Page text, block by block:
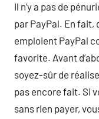
Il n’y a pas de
par PayPal. En fait,
emploient PayPal
favorite. Avant
soyez-sûr de
pas encore fait. Si
sans rien payer,